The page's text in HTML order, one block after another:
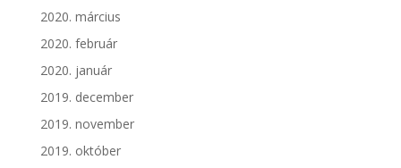
2020. március
2020. február
2020. január
2019. december
2019. november
2019. október